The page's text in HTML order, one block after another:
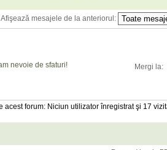
Afişează mesajele de la anteriorul:
nevoie de sfaturi! Mergi la:
acest forum: Niciun utilizator înregistrat şi 17